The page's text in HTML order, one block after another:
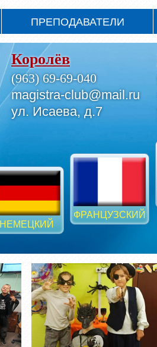
ПРЕПОДАВАТЕЛИ
НЕМЕЦКИЙ
ФРАНЦУЗСКИЙ
Королёв
(963) 69-69-040
magistra-club@mail.ru
ул. Исаева, д.7